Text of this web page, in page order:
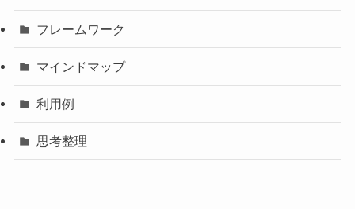
フレームワーク
マインドマップ
利用例
思考整理